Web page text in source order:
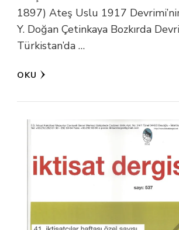
1897) Ateş Uslu 1917
Y. Doğan Çetinkaya Bozkırda
Türkistan’da …
OKU